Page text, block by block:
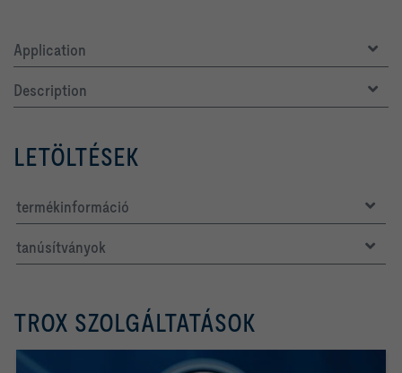
Application
Description
LETÖLTÉSEK
termékinformáció
tanúsítványok
TROX SZOLGÁLTATÁSOK